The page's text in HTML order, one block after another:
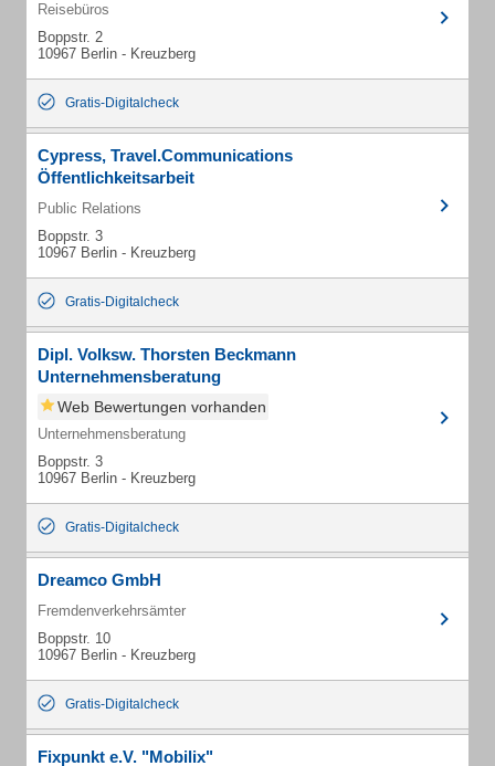
Reisebüros
Boppstr. 2
10967 Berlin - Kreuzberg
Gratis-Digitalcheck
Cypress, Travel.Communications
Öffentlichkeitsarbeit
Public Relations
Boppstr. 3
10967 Berlin - Kreuzberg
Gratis-Digitalcheck
Dipl. Volksw. Thorsten Beckmann
Unternehmensberatung
Web Bewertungen vorhanden
Unternehmensberatung
Boppstr. 3
10967 Berlin - Kreuzberg
Gratis-Digitalcheck
Dreamco GmbH
Fremdenverkehrsämter
Boppstr. 10
10967 Berlin - Kreuzberg
Gratis-Digitalcheck
Fixpunkt e.V. "Mobilix"